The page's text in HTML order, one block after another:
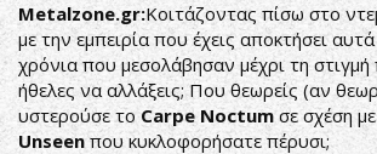
Metalzone.gr:Κοιτάζοντας πίσω στο
με την εμπειρία που έχεις αποκτήσει
χρόνια που μεσολάβησαν μέχρι τη στιγμή
ήθελες να αλλάξεις; Που θεωρείς (αν
υστερούσε το Carpe Noctumσε σχέση
Unseenπου κυκλοφορήσατε πέρυσι;